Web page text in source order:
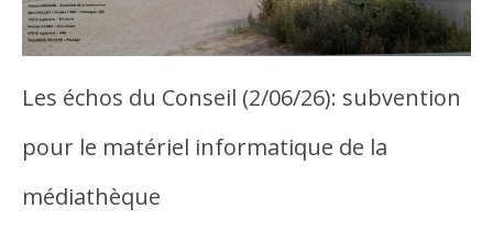
Les échos du Conseil (2/06/26): subvention
pour le matériel informatique de la
médiathèque